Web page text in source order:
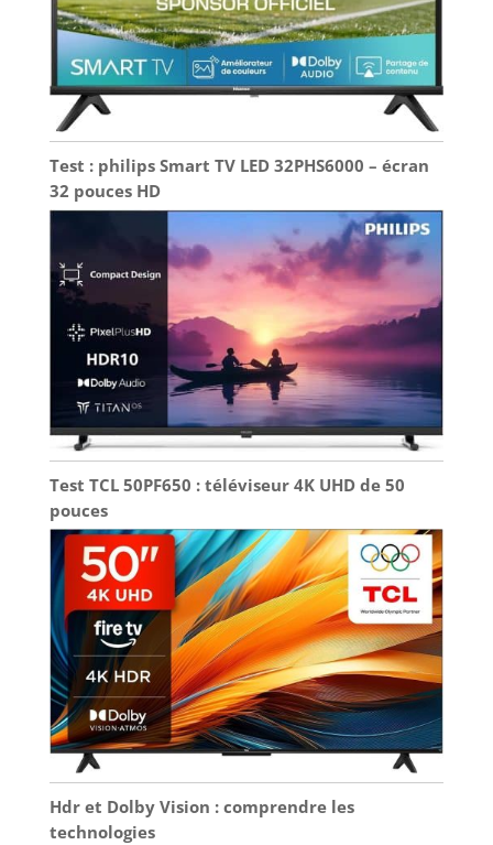
Test : philips Smart TV LED 32PHS6000 – écran
32 pouces HD
Test TCL 50PF650 : téléviseur 4K UHD de 50
pouces
Hdr et Dolby Vision : comprendre les
technologies